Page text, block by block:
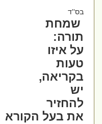
בס''ד
שמחת
תורה:
על איזו
טעות
בקריאה,
יש
להחזיר
את בעל הקורא